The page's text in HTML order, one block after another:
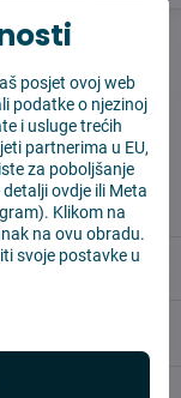
posjet ovoj web
podatke o njezinoj
i usluge trećih
partnerima u EU,
za poboljšanje
detalji ovdjeili Meta
Klikom na
na ovu obradu.
svoje postavke u